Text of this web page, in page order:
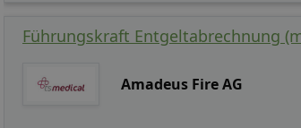
Führungskraft Entgeltabrechnung
Amadeus Fire AG